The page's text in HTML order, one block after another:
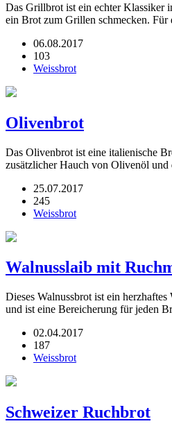
Das Grillbrot ist ein echter Klassiker
ein Brot zum Grillen schmecken.
06.08.2017
103
Weissbrot
Olivenbrot
Das Olivenbrot ist eine italienische
zusätzlicher Hauch von Olivenöl
25.07.2017
245
Weissbrot
Walnusslaib mit
Dieses Walnussbrot ist ein
und ist eine Bereicherung für jeden
02.04.2017
187
Weissbrot
Schweizer Ruchbrot